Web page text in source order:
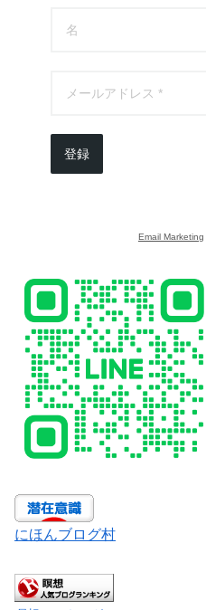
登録
Email Marketing
にほんブログ村